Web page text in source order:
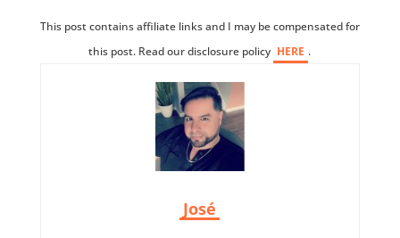
This post contains affiliate links and I may be compensated for
this post. Read our disclosure policy HERE .
José